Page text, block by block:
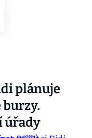
plánuje
burzy.
úřady